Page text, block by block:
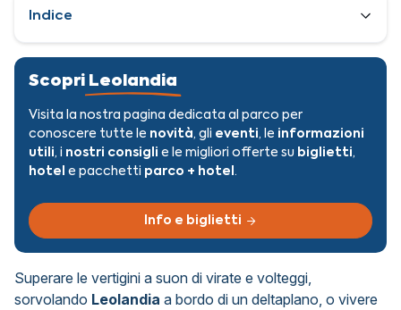
Indice
Scopri Leolandia
Visita la nostra pagina dedicata al parco per
conoscere tutte le novità, gli eventi, le informazioni
utili, i nostri consigli e le migliori offerte su biglietti,
hotel e pacchetti parco + hotel .
Info e biglietti
Superare le vertigini a suon di virate e volteggi,
sorvolando Leolandia a bordo di un deltaplano, o vivere